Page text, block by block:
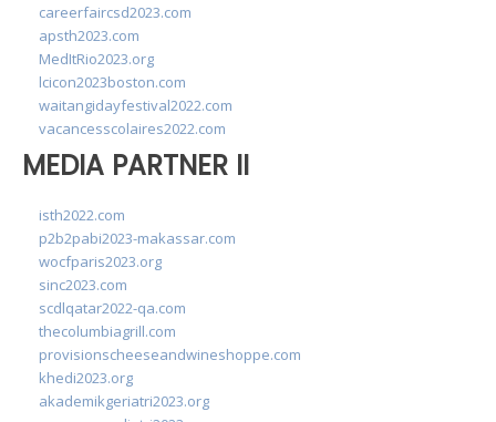
careerfaircsd2023.com
apsth2023.com
MedItRio2023.org
lcicon2023boston.com
waitangidayfestival2022.com
vacancesscolaires2022.com
MEDIA PARTNER II
isth2022.com
p2b2pabi2023-makassar.com
wocfparis2023.org
sinc2023.com
scdlqatar2022-qa.com
thecolumbiagrill.com
provisionscheeseandwineshoppe.com
khedi2023.org
akademikgeriatri2023.org